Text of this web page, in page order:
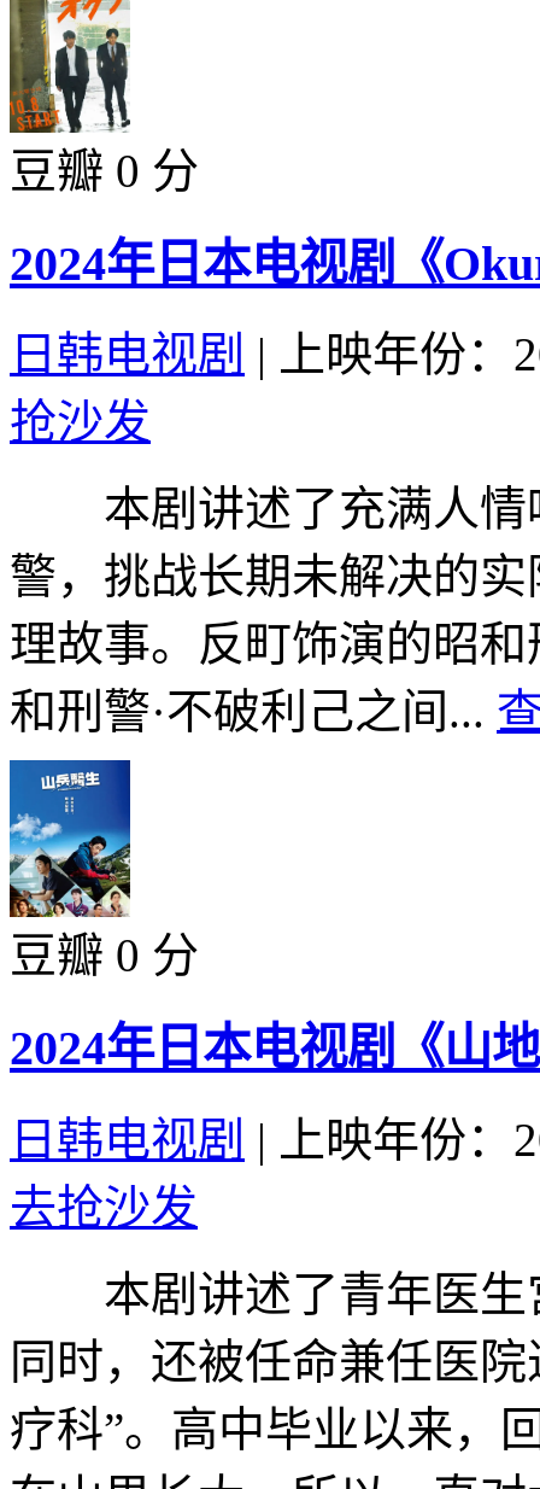
豆瓣 0 分
2024年日本电视剧《
日韩电视剧 |
上映年份：
抢沙发
本剧讲述了充满人情
警，挑战长期未解决的
理故事。反町饰演的昭
和刑警·不破利己之间...
豆瓣 0 分
2024年日本电视剧《山
日韩电视剧 |
上映年份：
去抢沙发
本剧讲述了青年医生
同时，还被任命兼任医
疗科”。高中毕业以来，